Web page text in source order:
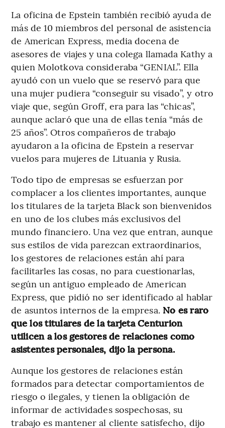
La oficina de Epstein también recibió ayuda de
más de 10 miembros del personal de asistencia
de American Express, media docena de
asesores de viajes y una colega llamada Kathy a
quien Molotkova consideraba “GENIAL”. Ella
ayudó con un vuelo que se reservó para que
una mujer pudiera “conseguir su visado”, y otro
viaje que, según Groff, era para las “chicas”,
aunque aclaró que una de ellas tenía “más de
25 años”. Otros compañeros de trabajo
ayudaron a la oficina de Epstein a reservar
vuelos para mujeres de Lituania y Rusia.
Todo tipo de empresas se esfuerzan por
complacer a los clientes importantes, aunque
los titulares de la tarjeta Black son bienvenidos
en uno de los clubes más exclusivos del
mundo financiero. Una vez que entran, aunque
sus estilos de vida parezcan extraordinarios,
los gestores de relaciones están ahí para
facilitarles las cosas, no para cuestionarlas,
según un antiguo empleado de American
Express, que pidió no ser identificado al hablar
de asuntos internos de la empresa. No es raro
que los titulares de la tarjeta Centurion
utilicen a los gestores de relaciones como
asistentes personales, dijo la persona.
Aunque los gestores de relaciones están
formados para detectar comportamientos de
riesgo o ilegales, y tienen la obligación de
informar de actividades sospechosas, su
trabajo es mantener al cliente satisfecho, dijo